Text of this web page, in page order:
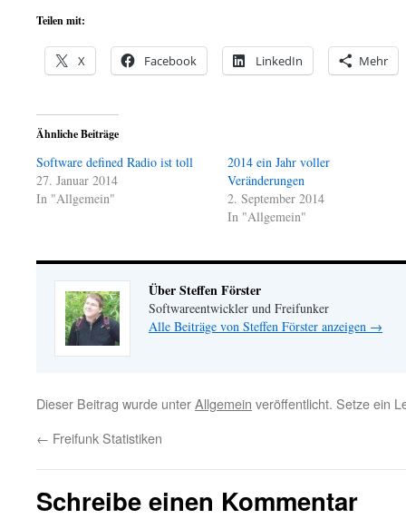
Teilen mit:
X Facebook LinkedIn Mehr
Ähnliche Beiträge
Software defined Radio ist toll
27. Januar 2014
In "Allgemein"
2014 ein Jahr voller
Veränderungen
2. September 2014
In "Allgemein"
Über Steffen Förster
Softwareentwickler und Freifunker
Alle Beiträge von Steffen Förster anzeigen →
Dieser Beitrag wurde unterAllgemein veröffentlicht. Setze ein
← Freifunk Statistiken
Schreibe einen Kommentar